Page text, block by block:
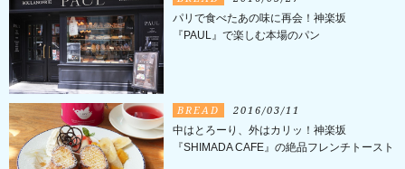
パリで食べたあの味に再会！神楽坂
『PAUL』で楽しむ本場のパン
BREAD 2016/03/11
中はとろーり、外はカリッ！神楽坂
『SHIMADA CAFE』の絶品フレンチトースト